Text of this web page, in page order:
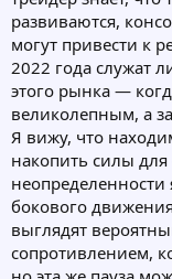
развиваются,
могут привести к
2022 года служат
этого рынка —
великолепным, а
Я вижу, что
накопить силы
бокового
выглядят
сопротивлением,